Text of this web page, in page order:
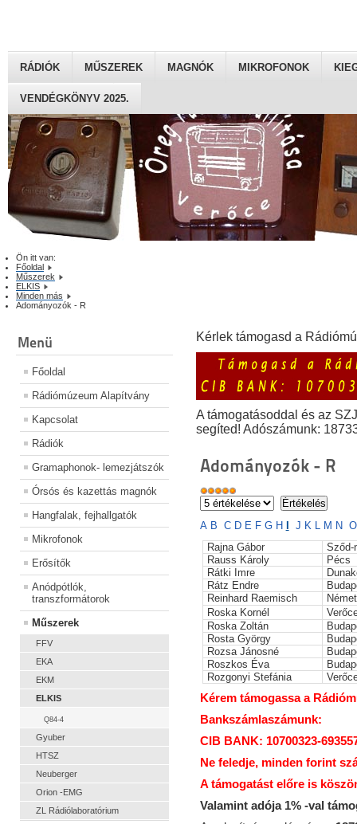
RÁDIÓK MŰSZEREK MAGNÓK MIKROFONOK
VENDÉGKÖNYV 2025.
Ön itt van:
Főoldal
Műszerek
ELKIS
Minden más
Adományozók - R
Menü
Főoldal
Rádiómúzeum Alapítvány
Kapcsolat
Rádiók
Gramaphonok- lemezjátszók
Órsós és kazettás magnók
Hangfalak, fejhallgatók
Mikrofonok
Erősítők
Anódpótlók,
transzformátorok
Műszerek
FFV
EKA
EKM
ELKIS
Q84-4
Gyuber
HTSZ
Neuberger
Orion -EMG
ZL Rádiólaboratórium
Kérlek támogasd a
A támogatásoddal és az
segíted! Adószámunk:
Adományozók - R
A B C D E F G H J K L M N O
Rajna Gábor
Sződ-
Rauss Károly
Pécs
Rátki Imre
Rátz Endre
Reinhard Raemisch
Roska Kornél
Roska Zoltán
Rosta György
Rozsa Jánosné
Roszkos Éva
Rozgonyi Stefánia
Kérem támogassa a
Bankszámlaszámunk:
CIB BANK: 10700323-
Ne feledje, minden forint
A támogatást előre is
Valamint adója 1% -val